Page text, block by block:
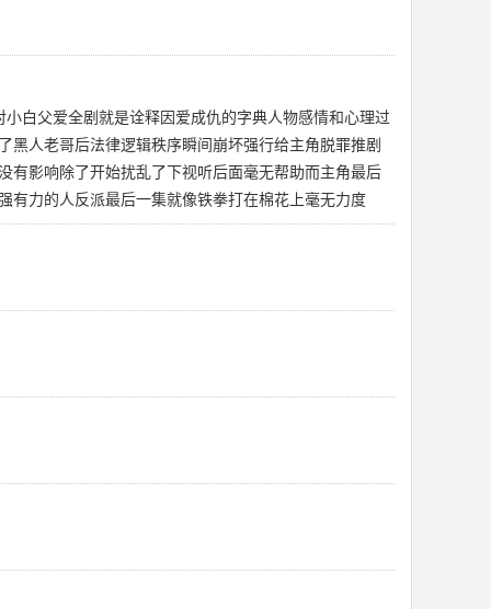
白父爱全剧就是诠释因爱成仇的字典人物感情和心理过
黑人老哥后法律逻辑秩序瞬间崩坏强行给主角脱罪推剧
有影响除了开始扰乱了下视听后面毫无帮助而主角最后
有力的人反派最后一集就像铁拳打在棉花上毫无力度